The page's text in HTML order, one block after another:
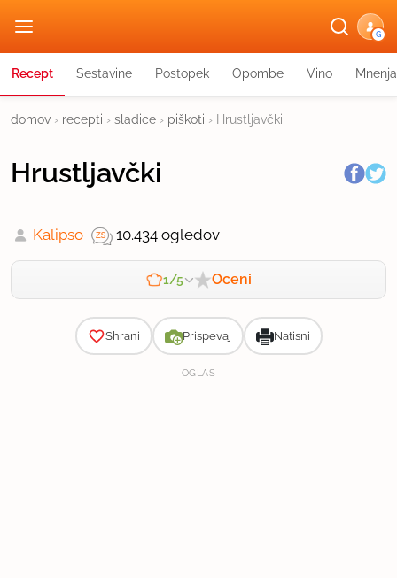
G
Recept Sestavine Postopek Opombe Vino Mnenja
domov › recepti › sladice › piškoti › Hrustljavčki
Hrustljavčki
Kalipso 10.434 ogledov
1/5 Oceni
Shrani Prispevaj Natisni
OGLAS